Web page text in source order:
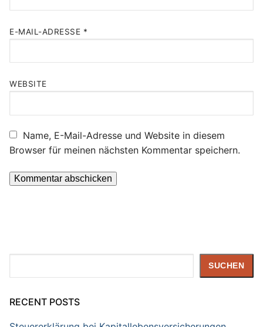
E-MAIL-ADRESSE *
WEBSITE
Name, E-Mail-Adresse und Website in diesem
Browser für meinen nächsten Kommentar speichern.
SUCHEN
RECENT POSTS